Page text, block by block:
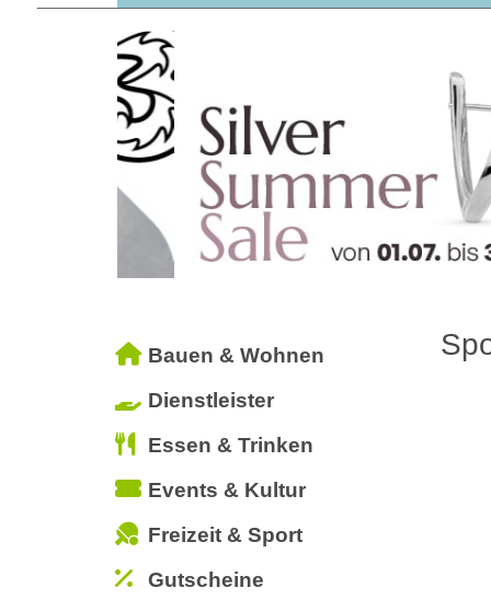
Bauen & Wohnen
Dienstleister
Essen & Trinken
Events & Kultur
Freizeit & Sport
Gutscheine